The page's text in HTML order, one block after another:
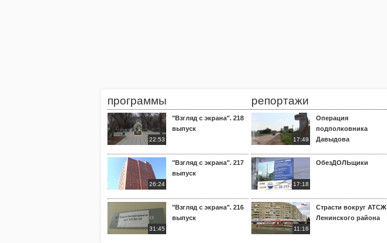
программы
22:53
"Взгляд с экрана". 218
выпуск
26:24
"Взгляд с экрана". 217
выпуск
31:45
"Взгляд с экрана". 216
выпуск
репортажи
17:49
Операция
подполковника
Давыдова
17:18
ОбезДОЛЬщики
11:16
Страсти вокруг АТСЖ
Ленинского района